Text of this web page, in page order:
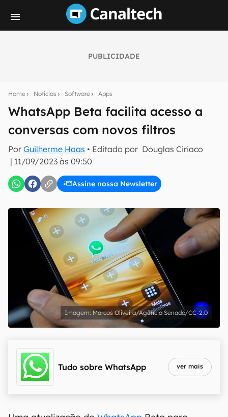
PUBLICIDADE
Home Notícias Software Apps
WhatsApp Beta facilita acesso a
conversas com novos filtros
Por Guilherme Haas • Editado por Douglas Ciriaco
| 11/09/2023 às 09:50
Assine nossa Newsletter
notícias e reviews sobre tecnologia em primeira
mão.
E-mail
Uso e Política de Privacidade do Canaltech.
Marcos Oliveira/Agência Senado/CC-2.0
Tudo sobre WhatsApp ver mais